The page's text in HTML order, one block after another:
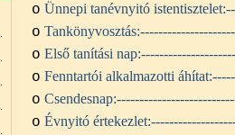
o Ünnepi tanévnyitó istentisztelet:
o Tankönyvosztás:
o Első tanítási nap:
o Fenntartói alkalmazotti áhítat:
o Csendesnap:
o Évnyitó értekezlet: